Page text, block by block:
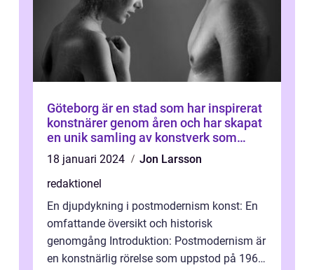
Göteborg är en stad som har inspirerat
konstnärer genom åren och har skapat
en unik samling av konstverk som
representerar staden
18 januari 2024
Jon Larsson
redaktionel
En djupdykning i postmodernism konst: En
omfattande översikt och historisk
genomgång Introduktion: Postmodernism är
en konstnärlig rörelse som uppstod på 1960-